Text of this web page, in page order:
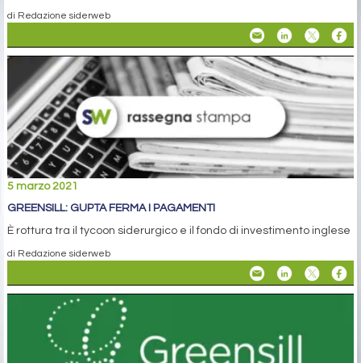
di Redazione siderweb
5 marzo 2021
GREENSILL: GUPTA FERMA I PAGAMENTI
È rottura tra il tycoon siderurgico e il fondo di investimento inglese
di Redazione siderweb